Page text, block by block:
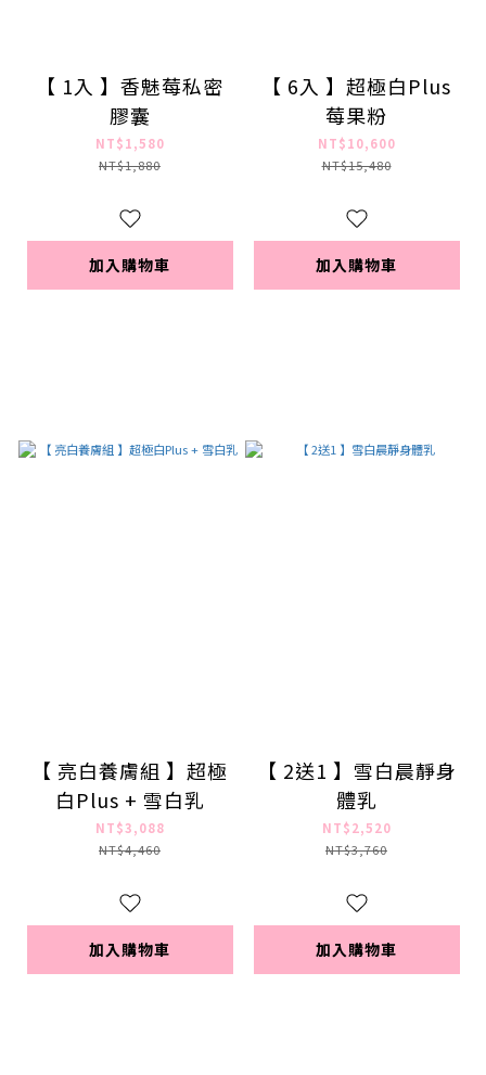
【 1入 】香魅莓私密
膠囊
NT$1,580
NT$1,880
加入購物車
【 6入 】超極白Plus
莓果粉
NT$10,600
NT$15,480
加入購物車
【 亮白養膚組 】超極
白Plus + 雪白乳
NT$3,088
NT$4,460
加入購物車
【 2送1 】雪白晨靜身
體乳
NT$2,520
NT$3,760
加入購物車